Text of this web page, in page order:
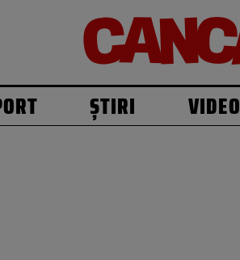
ȘTIRI VIDEO